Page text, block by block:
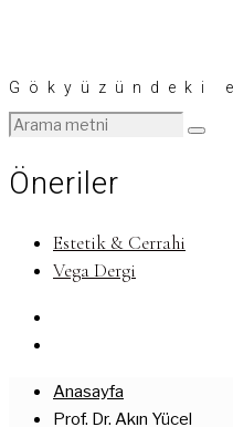
Gökyüzündeki
Öneriler
Estetik & Cerrahi
Vega Dergi
Anasayfa
Prof. Dr. Akın Yücel